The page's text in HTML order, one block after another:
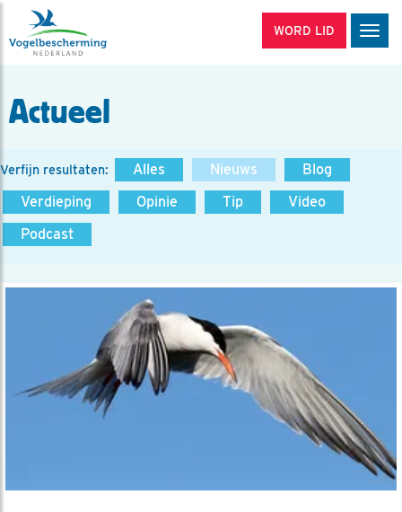
WORD LID
Actueel
Verfijn resultaten: Alles Nieuws
Blog
Verdieping
Opinie Tip
Video
Podcast